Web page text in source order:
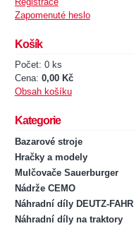
Zapomenuté heslo
Košík
Počet: 0 ks
Cena: 0,00 Kč
Obsah košíku
Kategorie
Bazarové stroje
Hračky a modely
Mulčovače Sauerburger
Nádrže CEMO
Náhradní díly DEUTZ-FAHR
Náhradní díly na traktory